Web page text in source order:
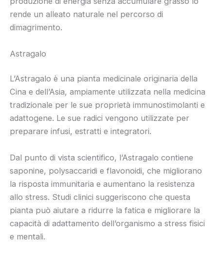
rende un alleato naturale nel percorso di
dimagrimento.
Astragalo
L’Astragalo è una pianta medicinale originaria della
Cina e dell’Asia, ampiamente utilizzata nella medicina
tradizionale per le sue proprietà immunostimolanti e
adattogene. Le sue radici vengono utilizzate per
preparare infusi, estratti e integratori.
Dal punto di vista scientifico, l’Astragalo contiene
saponine, polysaccaridi e flavonoidi, che migliorano
la risposta immunitaria e aumentano la resistenza
allo stress. Studi clinici suggeriscono che questa
pianta può aiutare a ridurre la fatica e migliorare la
capacità di adattamento dell’organismo a stress fisici
e mentali.